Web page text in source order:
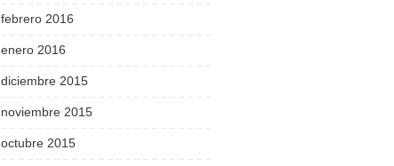
febrero 2016
enero 2016
diciembre 2015
noviembre 2015
octubre 2015